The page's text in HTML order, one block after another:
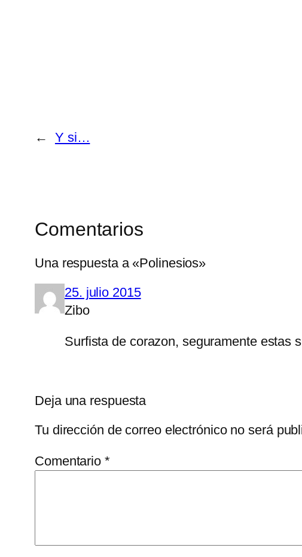
← Y si…
Comentarios
Una respuesta a «Polinesios»
25. julio 2015
Zibo
Surfista de corazon, seguramente estas
Deja una respuesta
Tu dirección de correo electrónico no será
Comentario *